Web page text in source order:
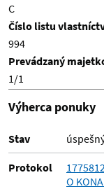
C
Číslo listu
994
Prevádzaný
1/1
Výherca ponuky
Stav
Protokol
O